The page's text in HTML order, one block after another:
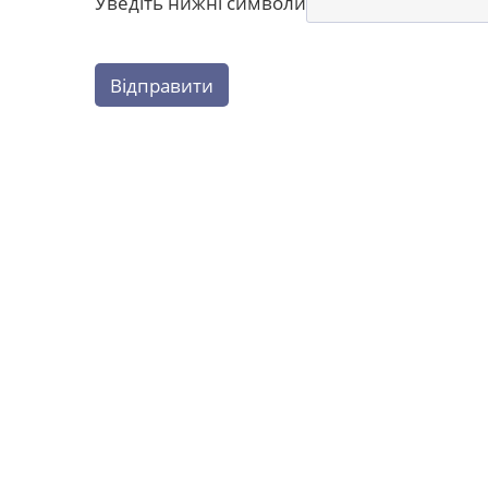
Відправити